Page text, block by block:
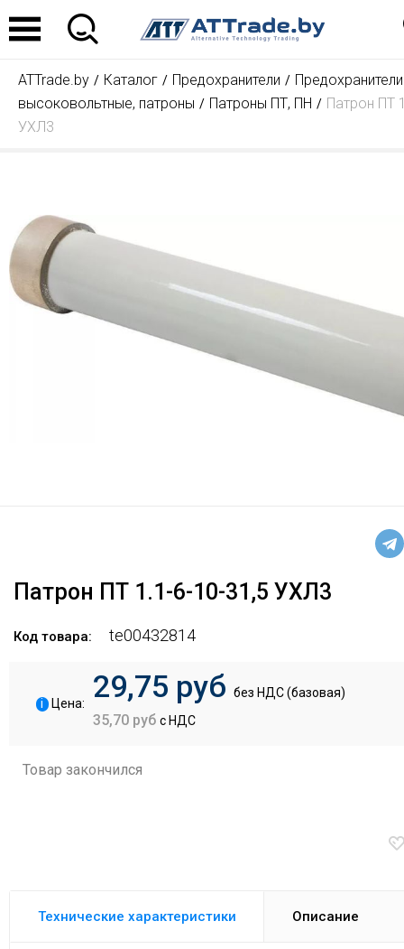
ATTrade.by Каталог Предохранители
Предохранители
высоковольтные, патроны
Патроны ПТ, ПН
Патрон ПТ
УХЛ3
Патрон ПТ 1.1-6-10-31,5 УХЛ3
Код товара: te00432814
i Цена: 29,75 руб без НДС (базовая)
35,70 руб с НДС
Товар закончился
Технические характеристики Описание